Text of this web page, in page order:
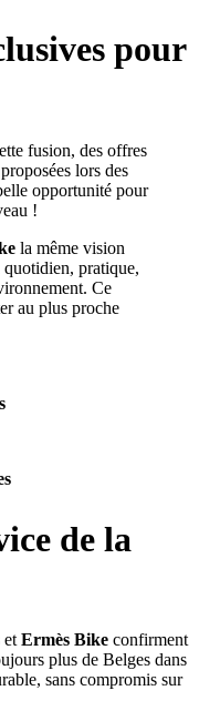
pour
fusion, des offres
lors des
opportunité pour
!
la même vision
pratique,
Ce
au plus proche
de la
et Ermès Bike confirment
plus de Belges dans
sans compromis sur